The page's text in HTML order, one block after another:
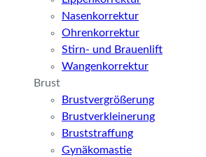
Nasenkorrektur
Ohrenkorrektur
Stirn- und Brauenlift
Wangenkorrektur
Brust
Brustvergrößerung
Brustverkleinerung
Bruststraffung
Gynäkomastie